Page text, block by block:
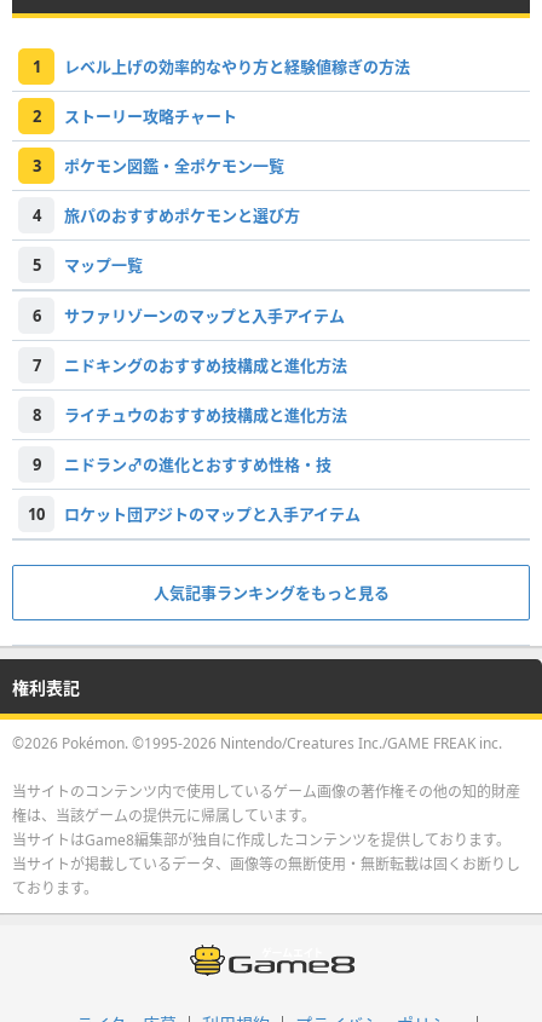
1 レベル上げの効率的なやり方と経験値稼ぎの方法
2 ストーリー攻略チャート
3 ポケモン図鑑・全ポケモン一覧
4 旅パのおすすめポケモンと選び方
5 マップ一覧
6 サファリゾーンのマップと入手アイテム
7 ニドキングのおすすめ技構成と進化方法
8 ライチュウのおすすめ技構成と進化方法
9 ニドラン♂の進化とおすすめ性格・技
10 ロケット団アジトのマップと入手アイテム
人気記事ランキングをもっと見る
権利表記
©2026 Pokémon. ©1995-2026 Nintendo/Creatures Inc./GAME FREAK inc.
当サイトのコンテンツ内で使用しているゲーム画像の著作権その他の知的財産
権は、当該ゲームの提供元に帰属しています。
当サイトはGame8編集部が独自に作成したコンテンツを提供しております。
当サイトが掲載しているデータ、画像等の無断使用・無断転載は固くお断りし
ております。